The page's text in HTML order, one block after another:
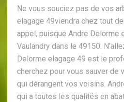
Ne vous souciez pas de vos
elagage 49viendra chez tout
appel, puisque Andre Delorme
Vaulandry dans le 49150.
Delorme elagage 49 est le
cherchez pour vous sauver de
qui dérangent vos voisins.
qui a toutes les qualités en